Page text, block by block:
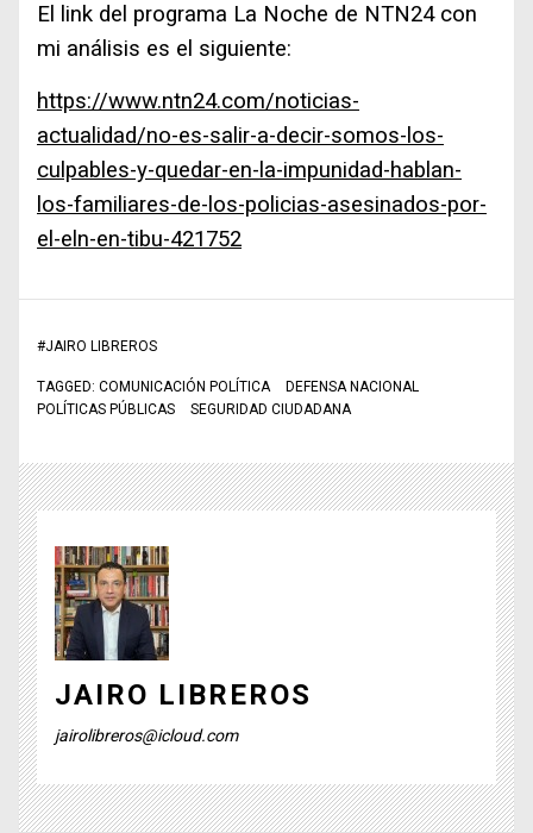
El link del programa La Noche de NTN24 con
mi análisis es el siguiente:
https://www.ntn24.com/noticias-
actualidad/no-es-salir-a-decir-somos-los-
culpables-y-quedar-en-la-impunidad-hablan-
los-familiares-de-los-policias-asesinados-por-
el-eln-en-tibu-421752
#JAIRO LIBREROS
TAGGED: COMUNICACIÓN POLÍTICA
DEFENSA NACIONAL
POLÍTICAS PÚBLICAS
SEGURIDAD CIUDADANA
JAIRO LIBREROS
jairolibreros@icloud.com